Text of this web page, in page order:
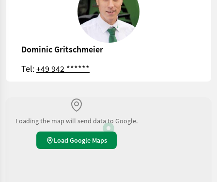
Dominic Gritschmeier
Tel:+49 942 ******
Loading the map will send data to Google.
Load Google Maps